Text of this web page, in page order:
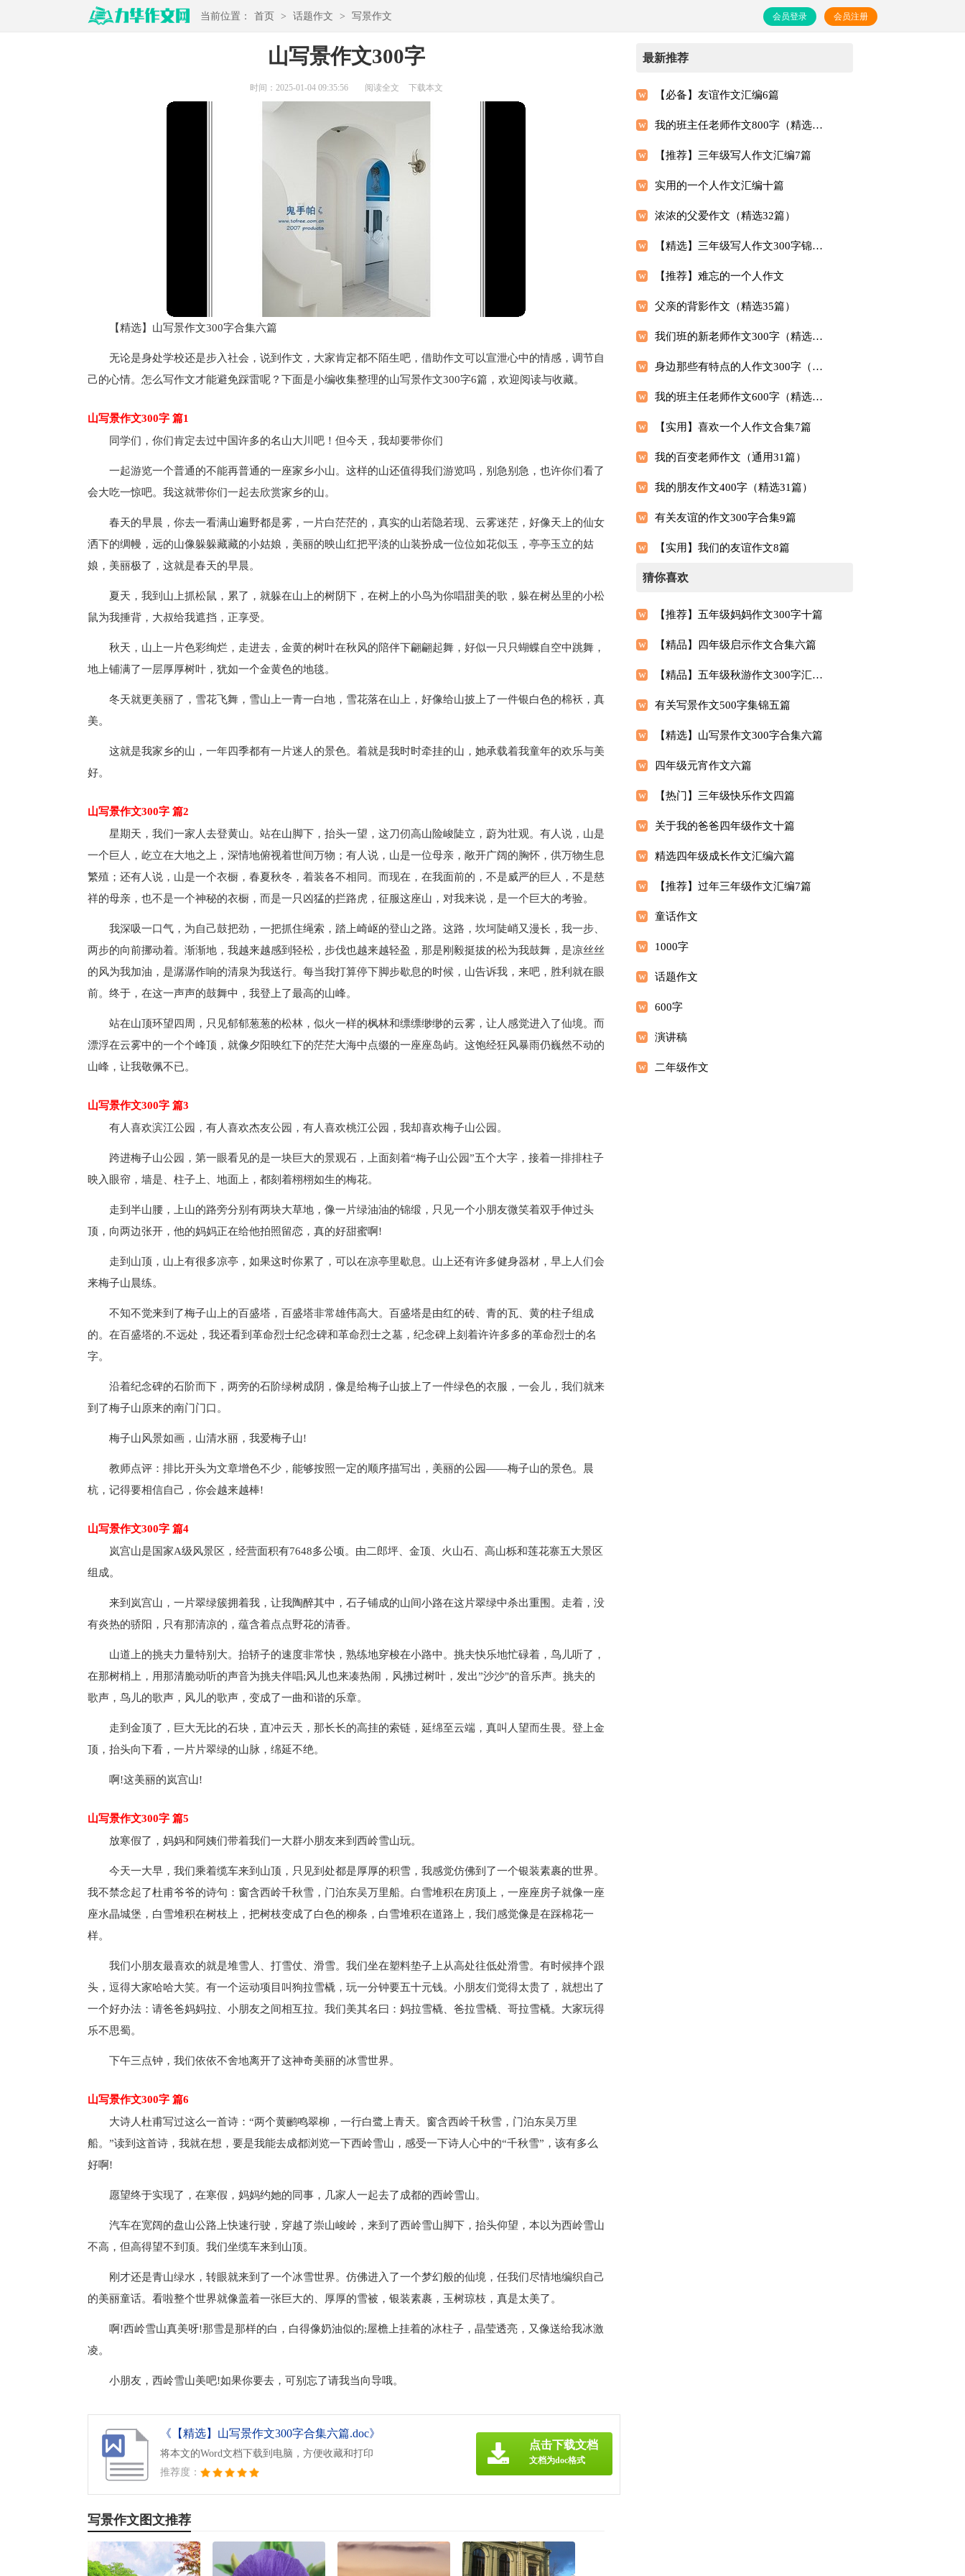
当前位置： 首页 > 话题作文 > 写景作文 会员登录 会员注册
山写景作文300字
时间：2025-01-04 09:35:56 阅读全文 下载本文
【精选】山写景作文300字合集六篇
无论是身处学校还是步入社会，说到作文，大家肯定都不陌生吧，借助作文可以宣泄心中的情感，调节自
己的心情。怎么写作文才能避免踩雷呢？下面是小编收集整理的山写景作文300字6篇，欢迎阅读与收藏。
山写景作文300字 篇1
同学们，你们肯定去过中国许多的名山大川吧！但今天，我却要带你们
一起游览一个普通的不能再普通的一座家乡小山。这样的山还值得我们游览吗，别急别急，也许你们看了
会大吃一惊吧。我这就带你们一起去欣赏家乡的山。
春天的早晨，你去一看满山遍野都是雾，一片白茫茫的，真实的山若隐若现、云雾迷茫，好像天上的仙女
洒下的绸幔，远的山像躲躲藏藏的小姑娘，美丽的映山红把平淡的山装扮成一位位如花似玉，亭亭玉立的姑
娘，美丽极了，这就是春天的早晨。
夏天，我到山上抓松鼠，累了，就躲在山上的树阴下，在树上的小鸟为你唱甜美的歌，躲在树丛里的小松
鼠为我捶背，大叔给我遮挡，正享受。
秋天，山上一片色彩绚烂，走进去，金黄的树叶在秋风的陪伴下翩翩起舞，好似一只只蝴蝶自空中跳舞，
地上铺满了一层厚厚树叶，犹如一个金黄色的地毯。
冬天就更美丽了，雪花飞舞，雪山上一青一白地，雪花落在山上，好像给山披上了一件银白色的棉袄，真
美。
这就是我家乡的山，一年四季都有一片迷人的景色。着就是我时时牵挂的山，她承载着我童年的欢乐与美
好。
山写景作文300字 篇2
星期天，我们一家人去登黄山。站在山脚下，抬头一望，这刀仞高山险峻陡立，蔚为壮观。有人说，山是
一个巨人，屹立在大地之上，深情地俯视着世间万物；有人说，山是一位母亲，敞开广阔的胸怀，供万物生息
繁殖；还有人说，山是一个衣橱，春夏秋冬，着装各不相同。而现在，在我面前的，不是威严的巨人，不是慈
祥的母亲，也不是一个神秘的衣橱，而是一只凶猛的拦路虎，征服这座山，对我来说，是一个巨大的考验。
我深吸一口气，为自己鼓把劲，一把抓住绳索，踏上崎岖的登山之路。这路，坎坷陡峭又漫长，我一步、
两步的向前挪动着。渐渐地，我越来越感到轻松，步伐也越来越轻盈，那是刚毅挺拔的松为我鼓舞，是凉丝丝
的风为我加油，是潺潺作响的清泉为我送行。每当我打算停下脚步歇息的时候，山告诉我，来吧，胜利就在眼
前。终于，在这一声声的鼓舞中，我登上了最高的山峰。
站在山顶环望四周，只见郁郁葱葱的松林，似火一样的枫林和缥缥缈缈的云雾，让人感觉进入了仙境。而
漂浮在云雾中的一个个峰顶，就像夕阳映红下的茫茫大海中点缀的一座座岛屿。这饱经狂风暴雨仍巍然不动的
山峰，让我敬佩不已。
山写景作文300字 篇3
有人喜欢滨江公园，有人喜欢杰友公园，有人喜欢桃江公园，我却喜欢梅子山公园。
跨进梅子山公园，第一眼看见的是一块巨大的景观石，上面刻着“梅子山公园”五个大字，接着一排排柱子
映入眼帘，墙是、柱子上、地面上，都刻着栩栩如生的梅花。
走到半山腰，上山的路旁分别有两块大草地，像一片绿油油的锦缎，只见一个小朋友微笑着双手伸过头
顶，向两边张开，他的妈妈正在给他拍照留恋，真的好甜蜜啊!
走到山顶，山上有很多凉亭，如果这时你累了，可以在凉亭里歇息。山上还有许多健身器材，早上人们会
来梅子山晨练。
不知不觉来到了梅子山上的百盛塔，百盛塔非常雄伟高大。百盛塔是由红的砖、青的瓦、黄的柱子组成
的。在百盛塔的.不远处，我还看到革命烈士纪念碑和革命烈士之墓，纪念碑上刻着许许多多的革命烈士的名
字。
沿着纪念碑的石阶而下，两旁的石阶绿树成阴，像是给梅子山披上了一件绿色的衣服，一会儿，我们就来
到了梅子山原来的南门门口。
梅子山风景如画，山清水丽，我爱梅子山!
教师点评：排比开头为文章增色不少，能够按照一定的顺序描写出，美丽的公园——梅子山的景色。晨
杭，记得要相信自己，你会越来越棒!
山写景作文300字 篇4
岚宫山是国家A级风景区，经营面积有7648多公顷。由二郎坪、金顶、火山石、高山栎和莲花寨五大景区
组成。
来到岚宫山，一片翠绿簇拥着我，让我陶醉其中，石子铺成的山间小路在这片翠绿中杀出重围。走着，没
有炎热的骄阳，只有那清凉的，蕴含着点点野花的清香。
山道上的挑夫力量特别大。抬轿子的速度非常快，熟练地穿梭在小路中。挑夫快乐地忙碌着，鸟儿听了，
在那树梢上，用那清脆动听的声音为挑夫伴唱;风儿也来凑热闹，风拂过树叶，发出”沙沙"的音乐声。挑夫的
歌声，鸟儿的歌声，风儿的歌声，变成了一曲和谐的乐章。
走到金顶了，巨大无比的石块，直冲云天，那长长的高挂的索链，延绵至云端，真叫人望而生畏。登上金
顶，抬头向下看，一片片翠绿的山脉，绵延不绝。
啊!这美丽的岚宫山!
山写景作文300字 篇5
放寒假了，妈妈和阿姨们带着我们一大群小朋友来到西岭雪山玩。
今天一大早，我们乘着缆车来到山顶，只见到处都是厚厚的积雪，我感觉仿佛到了一个银装素裹的世界。
我不禁念起了杜甫爷爷的诗句：窗含西岭千秋雪，门泊东吴万里船。白雪堆积在房顶上，一座座房子就像一座
座水晶城堡，白雪堆积在树枝上，把树枝变成了白色的柳条，白雪堆积在道路上，我们感觉像是在踩棉花一
样。
我们小朋友最喜欢的就是堆雪人、打雪仗、滑雪。我们坐在塑料垫子上从高处往低处滑雪。有时候摔个跟
头，逗得大家哈哈大笑。有一个运动项目叫狗拉雪橇，玩一分钟要五十元钱。小朋友们觉得太贵了，就想出了
一个好办法：请爸爸妈妈拉、小朋友之间相互拉。我们美其名曰：妈拉雪橇、爸拉雪橇、哥拉雪橇。大家玩得
乐不思蜀。
下午三点钟，我们依依不舍地离开了这神奇美丽的冰雪世界。
山写景作文300字 篇6
大诗人杜甫写过这么一首诗：“两个黄鹂鸣翠柳，一行白鹭上青天。窗含西岭千秋雪，门泊东吴万里
船。”读到这首诗，我就在想，要是我能去成都浏览一下西岭雪山，感受一下诗人心中的“千秋雪”，该有多么
好啊!
愿望终于实现了，在寒假，妈妈约她的同事，几家人一起去了成都的西岭雪山。
汽车在宽阔的盘山公路上快速行驶，穿越了崇山峻岭，来到了西岭雪山脚下，抬头仰望，本以为西岭雪山
不高，但高得望不到顶。我们坐缆车来到山顶。
刚才还是青山绿水，转眼就来到了一个冰雪世界。仿佛进入了一个梦幻般的仙境，任我们尽情地编织自己
的美丽童话。看啦整个世界就像盖着一张巨大的、厚厚的雪被，银装素裹，玉树琼枝，真是太美了。
啊!西岭雪山真美呀!那雪是那样的白，白得像奶油似的;屋檐上挂着的冰柱子，晶莹透亮，又像送给我冰激
凌。
小朋友，西岭雪山美吧!如果你要去，可别忘了请我当向导哦。
《【精选】山写景作文300字合集六篇.doc》
将本文的Word文档下载到电脑，方便收藏和打印
推荐度：
点击下载文档
文档为doc格式
写景作文图文推荐
最新推荐
【必备】友谊作文汇编6篇
我的班主任老师作文800字（精选10篇）
【推荐】三年级写人作文汇编7篇
实用的一个人作文汇编十篇
浓浓的父爱作文（精选32篇）
【精选】三年级写人作文300字锦集8篇
【推荐】难忘的一个人作文
父亲的背影作文（精选35篇）
我们班的新老师作文300字（精选10篇）
身边那些有特点的人作文300字（通用31篇）
我的班主任老师作文600字（精选10篇）
【实用】喜欢一个人作文合集7篇
我的百变老师作文（通用31篇）
我的朋友作文400字（精选31篇）
有关友谊的作文300字合集9篇
【实用】我们的友谊作文8篇
猜你喜欢
【推荐】五年级妈妈作文300字十篇
【精品】四年级启示作文合集六篇
【精品】五年级秋游作文300字汇总5篇
有关写景作文500字集锦五篇
【精选】山写景作文300字合集六篇
四年级元宵作文六篇
【热门】三年级快乐作文四篇
关于我的爸爸四年级作文十篇
精选四年级成长作文汇编六篇
【推荐】过年三年级作文汇编7篇
童话作文
1000字
话题作文
600字
演讲稿
二年级作文